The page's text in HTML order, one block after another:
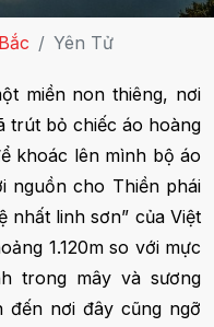
Yên Tử
miền non thiêng, nơi
trút bỏ chiếc áo hoàng
khoác lên mình bộ áo
nguồn cho Thiền phái
nhất linh sơn” của Việt
1.120m so với mực
trong mây và sương
đến nơi đây cũng ngỡ